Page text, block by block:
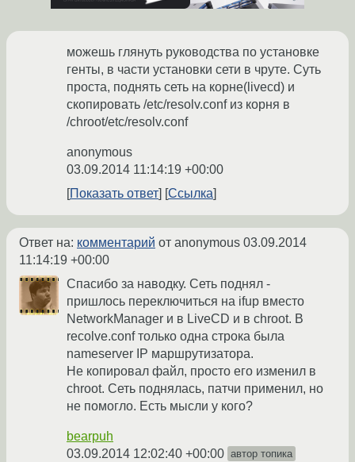
можешь глянуть руководства по установке
генты, в части установки сети в чруте. Суть
проста, поднять сеть на корне(livecd) и
скопировать /etc/resolv.conf из корня в
/chroot/etc/resolv.conf
anonymous
03.09.2014 11:14:19 +00:00
Показать ответ
Ссылка
Ответ на: комментарий от anonymous 03.09.2014
11:14:19 +00:00
Спасибо за наводку. Сеть поднял -
пришлось переключиться на ifup вместо
NetworkManager и в LiveCD и в chroot. В
recolve.conf только одна строка была
nameserver IP маршрутизатора.
Не копировал файл, просто его изменил в
chroot. Сеть поднялась, патчи применил, но
не помогло. Есть мысли у кого?
bearpuh
03.09.2014 12:02:40 +00:00 автор топика